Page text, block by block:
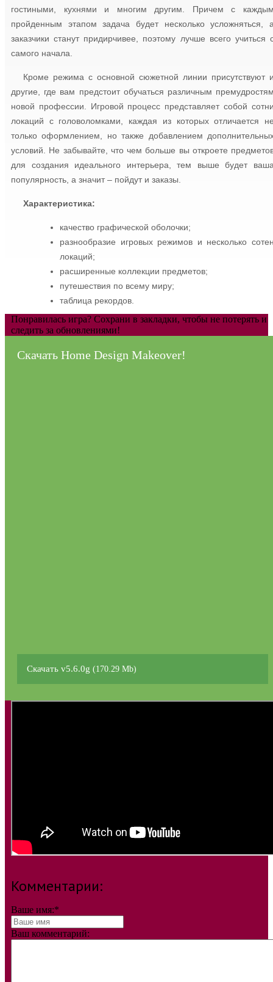
гостиными, кухнями и многим другим. Причем с
пройденным этапом задача будет несколько усложняться,
заказчики станут придирчивее, поэтому лучше всего учиться
самого начала.
Кроме режима с основной сюжетной линии присутствуют
другие, где вам предстоит обучаться различным
новой профессии. Игровой процесс представляет собой
локаций с головоломками, каждая из которых отличается
только оформлением, но также добавлением
условий. Не забывайте, что чем больше вы откроете
для создания идеального интерьера, тем выше будет
популярность, а значит – пойдут и заказы.
Характеристика:
качество графической оболочки;
разнообразие игровых режимов и несколько
локаций;
расширенные коллекции предметов;
путешествия по всему миру;
таблица рекордов.
Понравилась игра? Сохрани в закладки, чтобы не потерять и
следить за обновлениями!
Скачать Home Design Makeover!
Скачать v5.6.0g (170.29 Mb)
Комментарии:
Ваше имя:*
Ваш комментарий: